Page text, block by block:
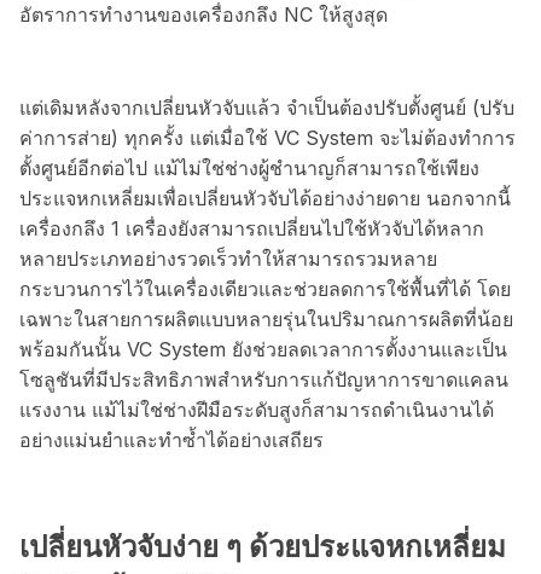
อัตราการทำงานของเครื่องกลึง NC ให้สูงสุด
แต่เดิมหลังจากเปลี่ยนหัวจับแล้ว จำเป็นต้องปรับตั้งศูนย์ (ปรับ
ค่าการส่าย) ทุกครั้ง แต่เมื่อใช้ VC System จะไม่ต้องทำการ
ตั้งศูนย์อีกต่อไป แม้ไม่ใช่ช่างผู้ชำนาญก็สามารถใช้เพียง
ประแจหกเหลี่ยมเพื่อเปลี่ยนหัวจับได้อย่างง่ายดาย นอกจากนี้
เครื่องกลึง 1 เครื่องยังสามารถเปลี่ยนไปใช้หัวจับได้หลาก
หลายประเภทอย่างรวดเร็วทำให้สามารถรวมหลาย
กระบวนการไว้ในเครื่องเดียวและช่วยลดการใช้พื้นที่ได้ โดย
เฉพาะในสายการผลิตแบบหลายรุ่นในปริมาณการผลิตที่น้อย
พร้อมกันนั้น VC System ยังช่วยลดเวลาการตั้งงานและเป็น
โซลูชันที่มีประสิทธิภาพสำหรับการแก้ปัญหาการขาดแคลน
แรงงาน แม้ไม่ใช่ช่างฝีมือระดับสูงก็สามารถดำเนินงานได้
อย่างแม่นยำและทำซ้ำได้อย่างเสถียร
เปลี่ยนหัวจับง่าย ๆ ด้วยประแจหกเหลี่ยม